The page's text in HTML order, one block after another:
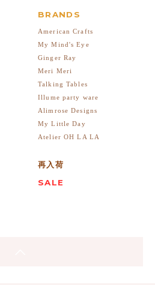
BRANDS
American Crafts
My Mind's Eye
Ginger Ray
Meri Meri
Talking Tables
Illume party ware
Alimrose Designs
My Little Day
Atelier OH LA LA
再入荷
SALE